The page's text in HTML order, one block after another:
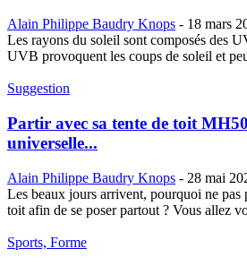
Alain Philippe Baudry Knops - 18 mars
Les rayons du soleil sont composés des
UVB provoquent les coups de soleil et
Suggestion
Partir avec sa tente de toit
universelle...
Alain Philippe Baudry Knops - 28 mai
Les beaux jours arrivent, pourquoi ne pas
toit afin de se poser partout ? Vous allez
Sports, Forme